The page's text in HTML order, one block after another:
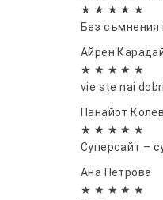
★ ★ ★ ★ ★
Без съмнения
Айрен
★ ★ ★ ★ ★
vie ste nai
Панайот Колев
★ ★ ★ ★ ★
Суперсайт –
Ана Петрова
★ ★ ★ ★ ★